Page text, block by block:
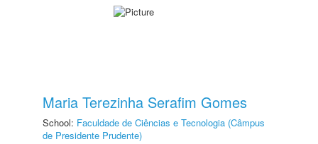
Maria Terezinha Serafim Gomes
School: Faculdade de Ciências e Tecnologia (Câmpus
de Presidente Prudente)